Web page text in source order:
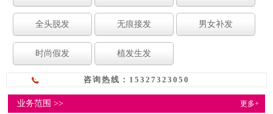
全头脱发 无痕接发 男女补发
时尚假发 植发生发
咨询热线：15327323050
业务范围 >> 更多+